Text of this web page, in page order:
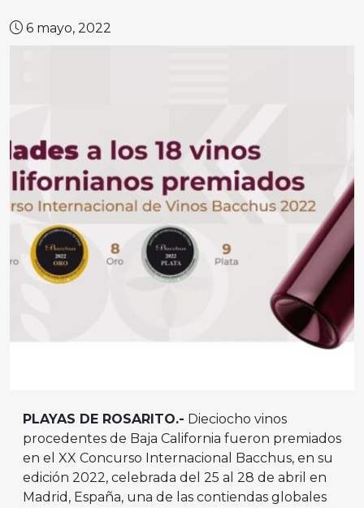
6 mayo, 2022
PLAYAS DE ROSARITO.- Dieciocho vinos
procedentes de Baja California fueron premiados
en el XX Concurso Internacional Bacchus, en su
edición 2022, celebrada del 25 al 28 de abril en
Madrid, España, una de las contiendas globales